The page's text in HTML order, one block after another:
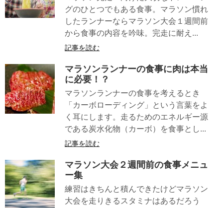
グのひとつでもある食事。マラソン慣れ
したランナーならマラソン大会１週間前
から食事の内容を吟味。完走に耐え...
記事を読む
マラソンランナーの食事に肉は本当
に必要！？
マラソンランナーの食事を考えるとき
「カーボローディング」という言葉をよ
く耳にします。走るためのエネルギー源
である炭水化物（カーボ）を食事とし...
記事を読む
マラソン大会２週間前の食事メニュ
ー集
練習はきちんと積んできたけどマラソン
大会を走りきるスタミナはあるだろう